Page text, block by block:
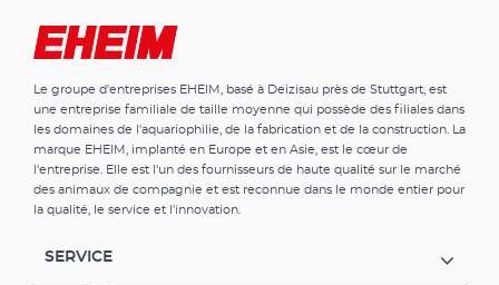
Le groupe d'entreprises EHEIM, basé à Deizisau près de Stuttgart, est
une entreprise familiale de taille moyenne qui possède des filiales dans
les domaines de l'aquariophilie, de la fabrication et de la construction. La
marque EHEIM, implanté en Europe et en Asie, est le cœur de
l'entreprise. Elle est l'un des fournisseurs de haute qualité sur le marché
des animaux de compagnie et est reconnue dans le monde entier pour
la qualité, le service et l'innovation.
SERVICE